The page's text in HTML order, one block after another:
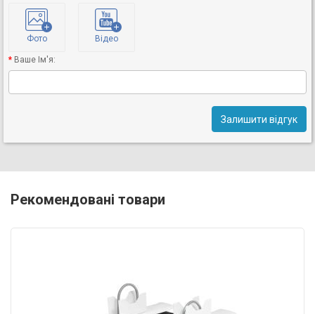
Фото Відео
Ваше Ім'я:
Залишити відгук
Рекомендовані товари